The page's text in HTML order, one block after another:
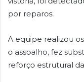
por reparos.
A equipe realizou
o assoalho, fez
reforço estrutural